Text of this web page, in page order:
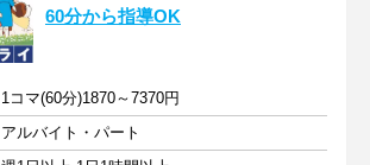
60分から指導OK
1コマ(60分)1870～7370円
アルバイト・パート